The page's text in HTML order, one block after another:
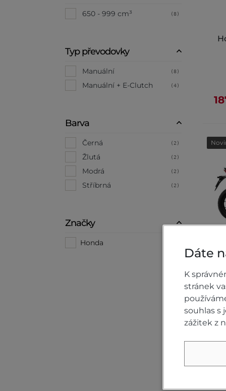
650 - 999 cm³ (8)
Typ převodovky
Manuální (8)
Manuální + E-Clutch (4)
Barva
Černá (2)
Žlutá (2)
Modrá (2)
Stříbrná (2)
Značky
Honda
Dáte
K
stránek
souhlas s
zážitek z